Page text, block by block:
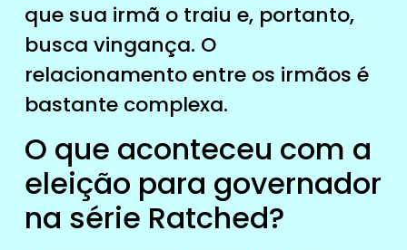
que sua irmã o traiu e, portanto,
busca vingança. O
relacionamento entre os irmãos é
bastante complexa.
O que aconteceu com a
eleição para governador
na série Ratched?